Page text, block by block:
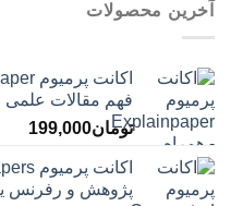
آخرین محصولات
فهم مقالات علمی
تومان199,000
پژوهش و رفرنس